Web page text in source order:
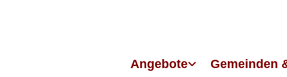
Angebote Gemeinden